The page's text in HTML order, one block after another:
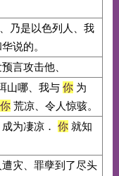
乃是以色列人、我
说的。
言攻击他、
山哪、我与 你为
你荒凉、令人惊骇。
为凄凉． 你就知
灾、罪孽到了尽头